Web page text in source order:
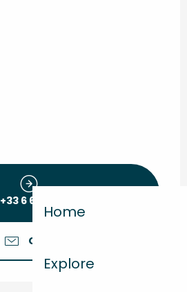
Home
Explore
+33 6 62 50 42
Contact us